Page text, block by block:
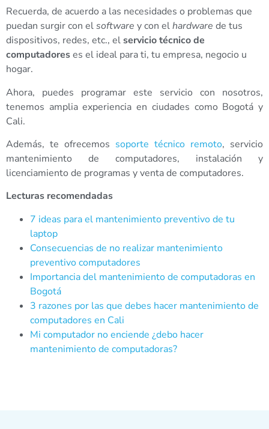
Recuerda, de acuerdo a las necesidades o problemas que
puedan surgir con elsoftware y con elhardware de tus
dispositivos, redes, etc., elservicio técnico de
computadoreses el ideal para ti, tu empresa, negocio u
hogar.
Ahora, puedes programar este servicio con nosotros,
tenemos amplia experiencia en ciudades como Bogotá y
Cali.
Además, te ofrecemos soporte técnico remoto, servicio
mantenimiento de computadores, instalación y
licenciamiento de programas y venta de computadores.
Lecturas recomendadas
7 ideas para el mantenimiento preventivo de tu
laptop
Consecuencias de no realizar mantenimiento
preventivo computadores
Importancia del mantenimiento de computadoras en
Bogotá
3 razones por las que debes hacer mantenimiento de
computadores en Cali
Mi computador no enciende ¿debo hacer
mantenimiento de computadoras?